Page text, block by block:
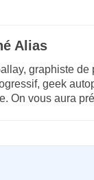
Alias
graphiste
geek
On vous aura